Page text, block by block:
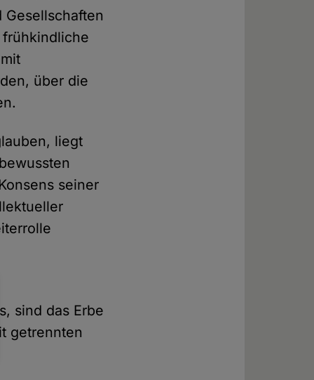
über die
liegt
seiner
sind das Erbe
getrennten